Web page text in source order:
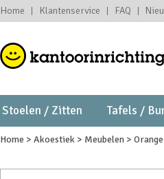
Home Klantenservice FAQ
Stoelen / Zitten Tafels /
Home > Akoestiek > Meubelen >